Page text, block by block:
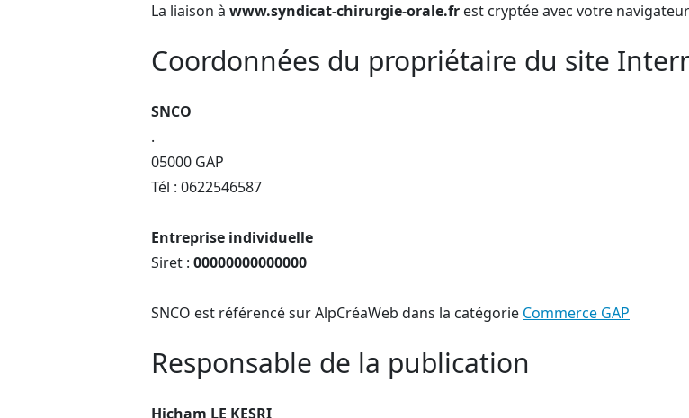
La liaison à www.syndicat-chirurgie-orale.fr est cryptée avec votre
Coordonnées du propriétaire du site
SNCO
.
05000 GAP
Tél : 0622546587
Entreprise individuelle
Siret : 00000000000000
SNCO est référencé sur AlpCréaWeb dans la catégorie Commerce GAP
Responsable de la publication
Hicham LE KESRI